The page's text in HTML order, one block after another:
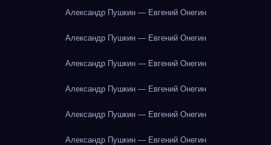
Александр Пушкин — Евгений Онегин
Александр Пушкин — Евгений Онегин
Александр Пушкин — Евгений Онегин
Александр Пушкин — Евгений Онегин
Александр Пушкин — Евгений Онегин
Александр Пушкин — Евгений Онегин